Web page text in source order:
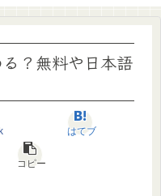
？無料や日本語
はてブ
コピー